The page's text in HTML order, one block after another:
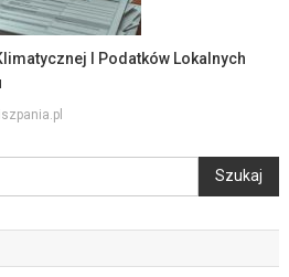
I Podatków Lokalnych
Szukaj